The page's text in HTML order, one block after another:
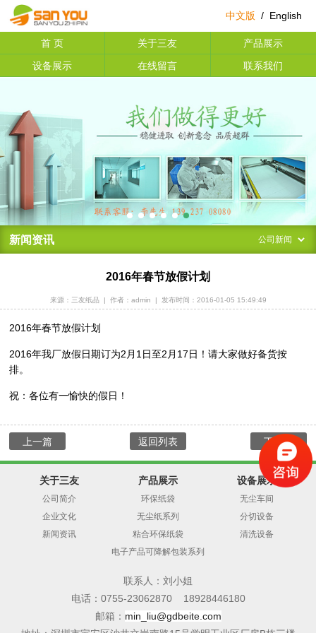
中文版 / English
首 页 关于三友
产品展示
设备展示
在线留言 联系我们
新闻资讯
2016年春节放假计划
来源：三友纸品 | 作者：admin | 发布时间：2016-01-05 15:49:49
2016年春节放假计划
2016年我厂放假日期订为2月1日至2月17日！请大家做好备货按
排。
祝：各位有一愉快的假日！
上一篇 下一篇
返回列表
关于三友
公司简介
企业文化
新闻资讯
产品展示
环保纸袋
无尘纸系列
粘合环保纸袋
电子产品可降解包装系列
设备展示
无尘车间
分切设备
清洗设备
联系人：刘小姐
电话：0755-23062870 18928446180
邮箱： min_liu@gdbeite.com